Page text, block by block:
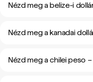
Nézd meg a belize-i
Nézd meg a kanadai
Nézd meg a chilei peso